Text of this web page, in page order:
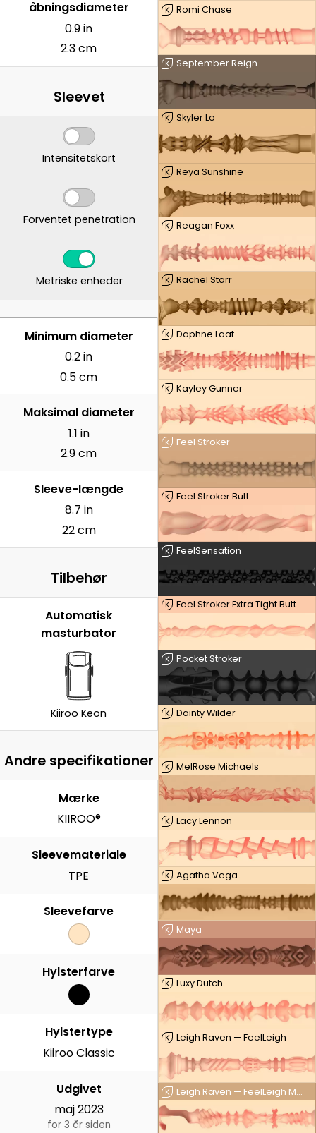
K Romi Chase
K September Reign
K Skyler Lo
K Reya Sunshine
K Reagan Foxx
K Rachel Starr
K Daphne Laat
K Kayley Gunner
K Feel Stroker
K Feel Stroker Butt
K FeelSensation
K Feel Stroker Extra Tight Butt
K Pocket Stroker
K Dainty Wilder
K MelRose Michaels
K Lacy Lennon
K Agatha Vega
K Maya
K Luxy Dutch
K Leigh Raven — FeelLeigh
K Leigh Raven — FeelLeigh Mouth
åbningsdiameter
0.9 in
2.3 cm
Sleevet
Intensitetskort
Forventet penetration
Metriske enheder
CENTIMETER
Minimum diameter
0.2 in
0.5 cm
Maksimal diameter
1.1 in
2.9 cm
Sleeve-længde
8.7 in
22 cm
Tilbehør
Automatisk
masturbator
Kiiroo Keon
Andre specifikationer
Mærke
KIIROO®
Sleevemateriale
TPE
Sleevefarve
Hylsterfarve
Hylstertype
Kiiroo Classic
Udgivet
maj 2023
for 3 år siden